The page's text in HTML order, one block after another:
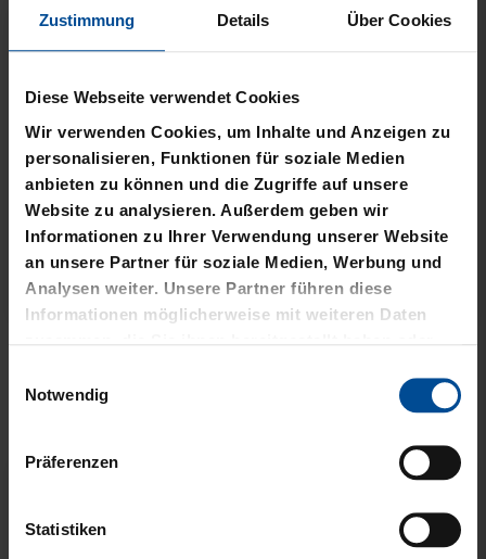
Zustimmung Details Über Cookies
Diese Webseite verwendet Cookies
Wir verwenden Cookies, um Inhalte und Anzeigen zu
personalisieren, Funktionen für soziale Medien
anbieten zu können und die Zugriffe auf unsere
Website zu analysieren. Außerdem geben wir
Informationen zu Ihrer Verwendung unserer Website
an unsere Partner für soziale Medien, Werbung und
Analysen weiter. Unsere Partner führen diese
Informationen möglicherweise mit weiteren Daten
gesammelt haben.
Notwendig
Präferenzen
Statistiken
Ausverkauft Sale